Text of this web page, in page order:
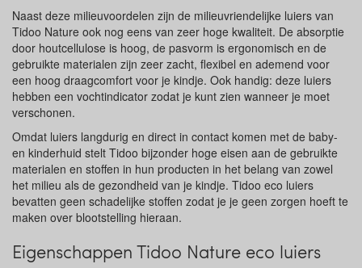
Naast deze milieuvoordelen zijn de milieuvriendelijke luiers van
Tidoo Nature ook nog eens van zeer hoge kwaliteit. De absorptie
door houtcellulose is hoog, de pasvorm is ergonomisch en de
gebruikte materialen zijn zeer zacht, flexibel en ademend voor
een hoog draagcomfort voor je kindje. Ook handig: deze luiers
hebben een vochtindicator zodat je kunt zien wanneer je moet
verschonen.
Omdat luiers langdurig en direct in contact komen met de baby-
en kinderhuid stelt Tidoo bijzonder hoge eisen aan de gebruikte
materialen en stoffen in hun producten in het belang van zowel
het milieu als de gezondheid van je kindje. Tidoo eco luiers
bevatten geen schadelijke stoffen zodat je je geen zorgen hoeft te
maken over blootstelling hieraan.
Eigenschappen Tidoo Nature eco luiers